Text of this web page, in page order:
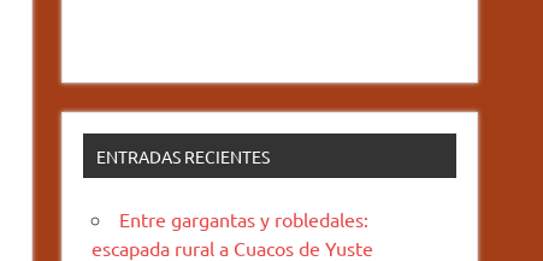
ENTRADAS RECIENTES
Entre gargantas y robledales:
escapada rural a Cuacos de Yuste